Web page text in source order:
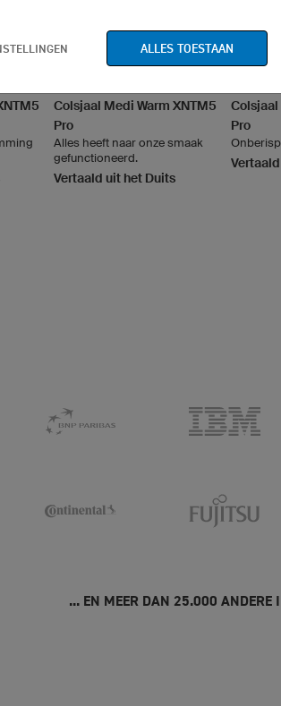
Colsjaal Medi Warm XNTM5
Pro
Alles heeft naar onze smaak
gefunctioneerd.
Vertaald uit het Duits
Colsjaal
Pro
... EN MEER DAN 25.000 ANDERE
ALLES TOESTAAN